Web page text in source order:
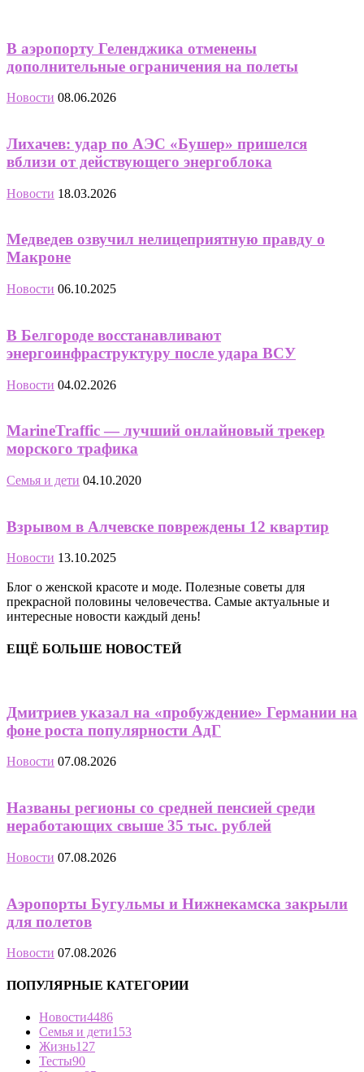
В аэропорту Геленджика отменены
дополнительные ограничения на полеты
Новости 08.06.2026
Лихачев: удар по АЭС «Бушер» пришелся
вблизи от действующего энергоблока
Новости 18.03.2026
Медведев озвучил нелицеприятную правду о
Макроне
Новости 06.10.2025
В Белгороде восстанавливают
энергоинфраструктуру после удара ВСУ
Новости 04.02.2026
MarineTraffic — лучший онлайновый трекер
морского трафика
Семья и дети 04.10.2020
Взрывом в Алчевске повреждены 12 квартир
Новости 13.10.2025
Блог о женской красоте и моде. Полезные советы для
прекрасной половины человечества. Самые актуальные и
интересные новости каждый день!
ЕЩЁ БОЛЬШЕ НОВОСТЕЙ
Дмитриев указал на «пробуждение» Германии на
фоне роста популярности АдГ
Новости 07.08.2026
Названы регионы со средней пенсией среди
неработающих свыше 35 тыс. рублей
Новости 07.08.2026
Аэропорты Бугульмы и Нижнекамска закрыли
для полетов
Новости 07.08.2026
ПОПУЛЯРНЫЕ КАТЕГОРИИ
Новости4486
Семья и дети153
Жизнь127
Тесты90